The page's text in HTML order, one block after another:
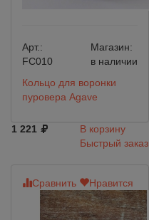
Арт.:
FC010
Магазин:
в наличии
Кольцо для воронки
пуровера Agave
1 221
В корзину
Быстрый заказ
Сравнить Нравится